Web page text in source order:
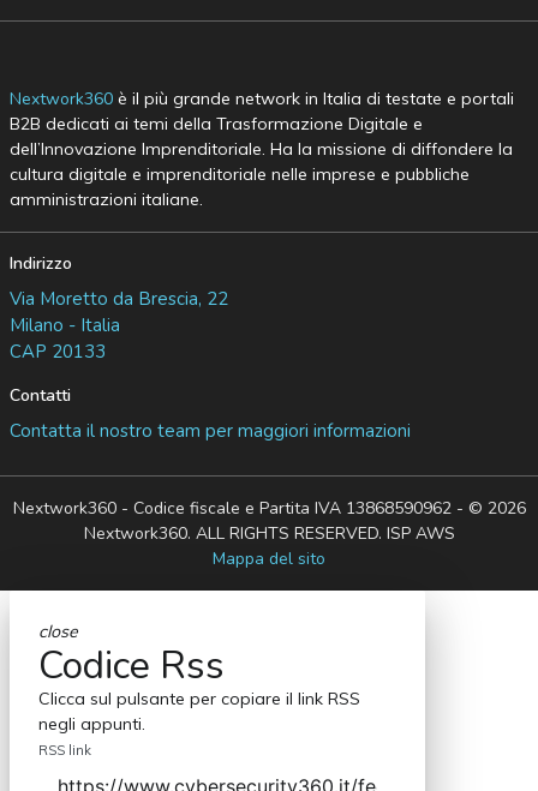
Nextwork360è il più grande network in Italia di testate e portali
B2B dedicati ai temi della Trasformazione Digitale e
dell’Innovazione Imprenditoriale. Ha la missione di diffondere la
cultura digitale e imprenditoriale nelle imprese e pubbliche
amministrazioni italiane.
Indirizzo
Via Moretto da Brescia, 22
Milano - Italia
CAP 20133
Contatti
Contatta il nostro team per maggiori informazioni
Nextwork360 - Codice fiscale e Partita IVA 13868590962 - © 2026
Nextwork360. ALL RIGHTS RESERVED. ISP AWS
Mappa del sito
close
Codice Rss
Clicca sul pulsante per copiare il link RSS
negli appunti.
RSS link